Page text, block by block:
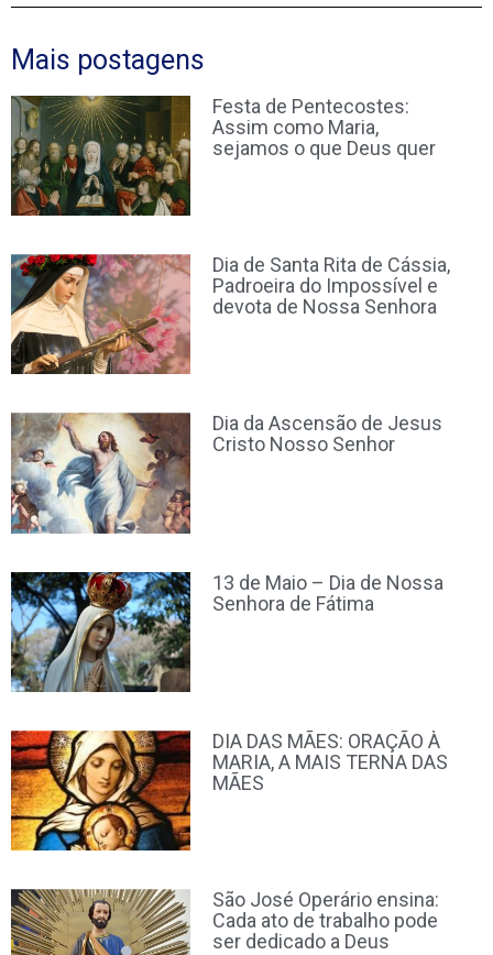
Mais postagens
Festa de Pentecostes:
Assim como Maria,
sejamos o que Deus quer
Dia de Santa Rita de Cássia,
Padroeira do Impossível e
devota de Nossa Senhora
Dia da Ascensão de Jesus
Cristo Nosso Senhor
13 de Maio – Dia de Nossa
Senhora de Fátima
DIA DAS MÃES: ORAÇÃO À
MARIA, A MAIS TERNA DAS
MÃES
São José Operário ensina:
Cada ato de trabalho pode
ser dedicado a Deus